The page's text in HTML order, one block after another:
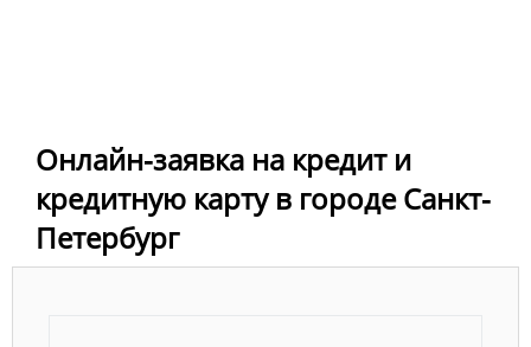
Онлайн-заявка на кредит и
кредитную карту в городе Санкт-
Петербург